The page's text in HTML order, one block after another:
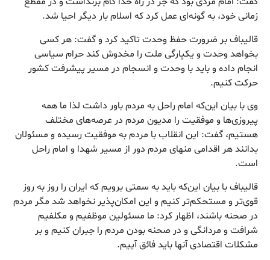
زمانی خود، به گونه‌ای عمل کرد که اسلام بار دیگر احیا شد.
قالیباف بر ضرورت حفظ وحدت تاکید کرد و گفت: هر کسی
بخواهد وحدت و یکپارگی ملت را مخدوش کند حرام سیاسی
انجام داده و باید با وحدت و انسجام در مسیر پیشرفت کشور
حرکت کنیم.
وی با بیان این‌که امام راحل به مردم باور داشت لذا ما همه
پیروزی‌ها و موفقیت را مدیون مردم در عرصه‌های مختلف
هستیم، گفت: این انقلاب با مردم به موفقیت رسیده و مسئولان
بدانند هر اقدامی منهای مردم دور از مسیر شهدا و امام راحل
است.
قالیباف با بیان این‌که باید به سمتی برویم که ایران را روز به روز
قوی‌تر و مستحکم‌تر کنیم و این امکان‌پذیر نخواهد شد مگر مردم
در صحنه باشند، اظهار کرد: ما مسئولین موظفیم و مکلفیم
شرافت و مردانگی و در صحنه بودن مردم را جبران کنیم و بر
مشکلات اقتصادی آنها باید فائق آییم.